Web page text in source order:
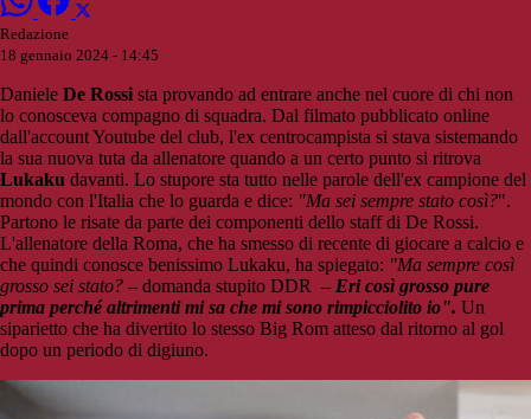
Redazione
18 gennaio 2024 - 14:45
Daniele De Rossi sta provando ad entrare anche nel cuore di chi non
lo conosceva compagno di squadra. Dal filmato pubblicato online
dall'account Youtube del club, l'ex centrocampista si stava sistemando
la sua nuova tuta da allenatore quando a un certo punto si ritrova
Lukaku davanti. Lo stupore sta tutto nelle parole dell'ex campione del
mondo con l'Italia che lo guarda e dice: "Ma sei sempre stato così?".
Partono le risate da parte dei componenti dello staff di De Rossi.
L'allenatore della Roma, che ha smesso di recente di giocare a calcio e
che quindi conosce benissimo Lukaku, ha spiegato: "Ma sempre così
grosso sei stato? – domanda stupito DDR – Eri così grosso pure
prima perché altrimenti mi sa che mi sono rimpicciolito io". Un
siparietto che ha divertito lo stesso Big Rom atteso dal ritorno al gol
dopo un periodo di digiuno.